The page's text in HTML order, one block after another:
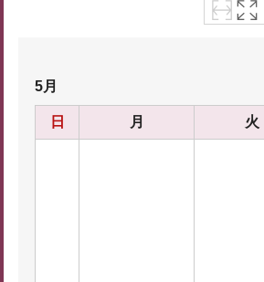
5月
日 月 火